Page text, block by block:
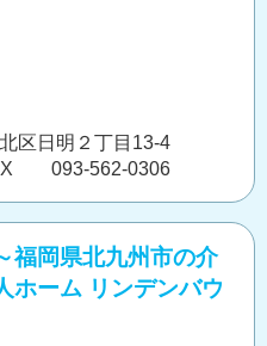
区日明２丁目13-4
093-562-0306
福岡県北九州市の介
ーム リンデンバウ